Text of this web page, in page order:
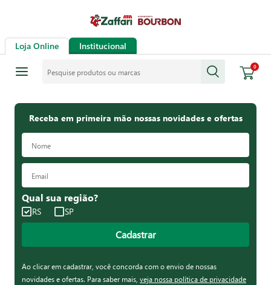
Loja Online Institucional
0
Receba em primeira mão nossas novidades e ofertas
Qual sua região?
RS SP
Cadastrar
Ao clicar em cadastrar, você concorda com o envio de nossas
novidades e ofertas. Para saber mais, veja nossa política de privacidade